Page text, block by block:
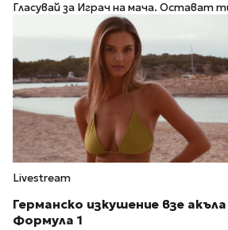
Гласувай за Играч на мача. Остават
Livestream
Германско изкушение взе
Формула 1